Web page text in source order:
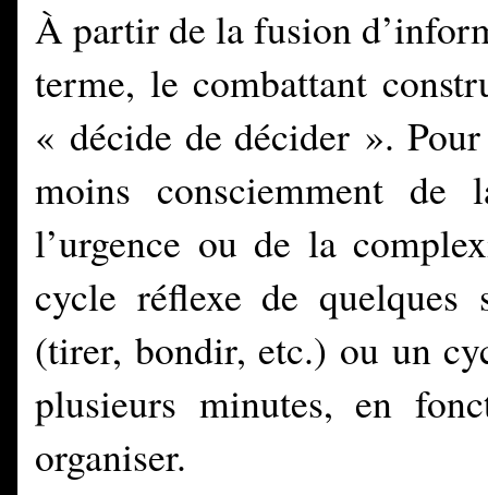
À partir de la fusion
terme, le combattant
« décide de décider ».
moins consciemment de
l’urgence ou de la
cycle réflexe de quelques
(tirer, bondir, etc.) ou un
plusieurs minutes, en
organiser.